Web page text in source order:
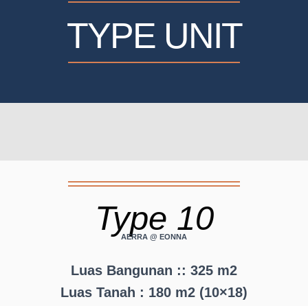
TYPE UNIT
Type 10
AERRA @ EONNA
Luas Bangunan :: 325 m2
Luas Tanah : 180 m2 (10×18)